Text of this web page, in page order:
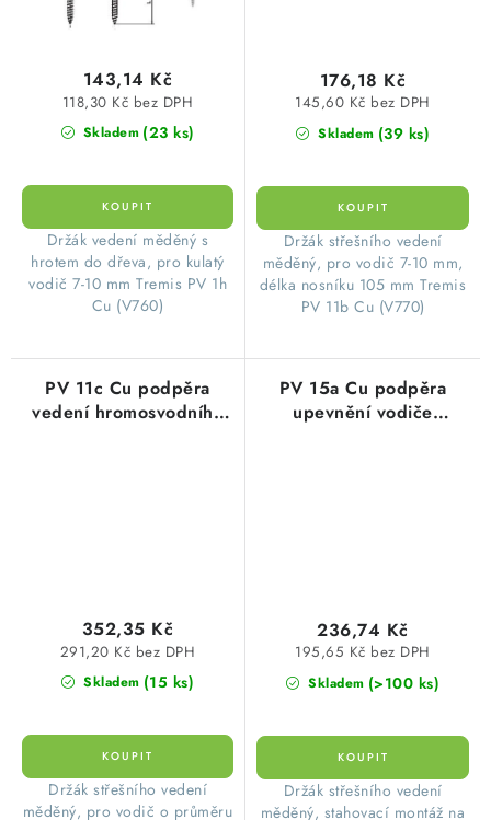
Skladem (23 ks)
118,30 Kč bez DPH
143,14 Kč
Držák vedení měděný s
hrotem do dřeva, pro kulatý
vodič 7-10 mm Tremis PV 1h
Cu (V760)
Skladem (39 ks)
145,60 Kč bez DPH
176,18 Kč
Držák střešního vedení
měděný, pro vodič 7-10 mm,
délka nosníku 105 mm Tremis
PV 11b Cu (V770)
PV 11c Cu podpěra
vedení hromosvodního
Skladem (15 ks)
291,20 Kč bez DPH
352,35 Kč
Držák střešního vedení
měděný, pro vodič o průměru
PV 15a Cu podpěra
upevnění vodiče
Skladem (>100 ks)
195,65 Kč bez DPH
236,74 Kč
Držák střešního vedení
měděný, stahovací montáž na